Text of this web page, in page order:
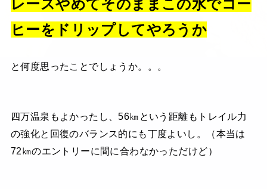
レースやめてそのままこの水でコー
ヒーをドリップしてやろうか
と何度思ったことでしょうか。。。
四万温泉もよかったし、56㎞という距離もトレイル力
の強化と回復のバランス的にも丁度よいし。（本当は
72㎞のエントリーに間に合わなかっただけど）